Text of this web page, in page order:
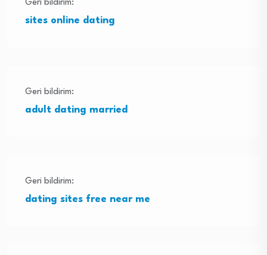
Geri bildirim:
sites online dating
Geri bildirim:
adult dating married
Geri bildirim:
dating sites free near me